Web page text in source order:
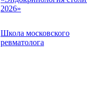
2026»
Школа московского
ревматолога